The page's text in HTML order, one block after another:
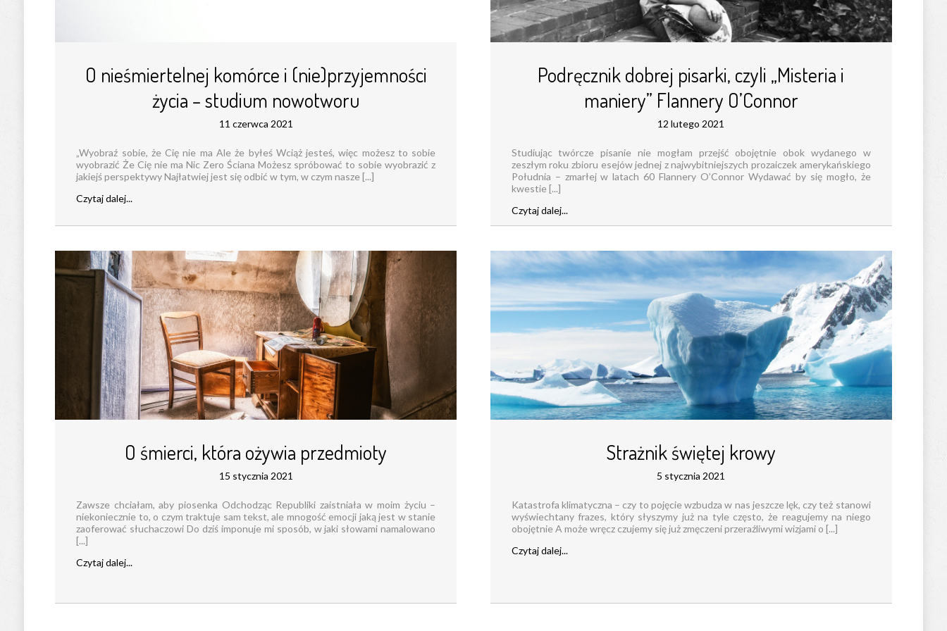
O nieśmiertelnej komórce i (nie)przyjemności
życia – studium nowotworu
11 czerwca 2021
„Wyobraź sobie, że Cię nie ma Ale że byłeś Wciąż jesteś, więc możesz to sobie
wyobrazić Że Cię nie ma Nic Zero Ściana Możesz spróbować to sobie wyobrazić z
jakiejś perspektywy Najłatwiej jest się odbić w tym, w czym nasze [...]
Czytaj dalej...
Podręcznik dobrej pisarki, czyli „Misteria i
maniery” Flannery O’Connor
12 lutego 2021
Studiując twórcze pisanie nie mogłam przejść obojętnie obok wydanego w
zeszłym roku zbioru esejów jednej z najwybitniejszych prozaiczek amerykańskiego
Południa – zmarłej w latach 60 Flannery O’Connor Wydawać by się mogło, że
kwestie [...]
Czytaj dalej...
O śmierci, która ożywia przedmioty
15 stycznia 2021
Zawsze chciałam, aby piosenka Odchodząc Republiki zaistniała w moim życiu –
niekoniecznie to, o czym traktuje sam tekst, ale mnogość emocji jaką jest w stanie
zaoferować słuchaczowi Do dziś imponuje mi sposób, w jaki słowami namalowano
[...]
Czytaj dalej...
Strażnik świętej krowy
5 stycznia 2021
Katastrofa klimatyczna – czy to pojęcie wzbudza w nas jeszcze lęk, czy też stanowi
wyświechtany frazes, który słyszymy już na tyle często, że reagujemy na niego
obojętnie A może wręcz czujemy się już zmęczeni przeraźliwymi wizjami o [...]
Czytaj dalej...